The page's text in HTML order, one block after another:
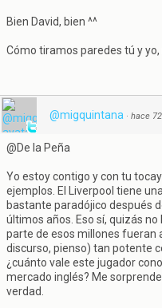
Bien David, bien ^^
Cómo tiramos paredes tú y
@migquintana · hace
@De la Peña
Yo estoy contigo y con tu
ejemplos. El Liverpool tiene
bastante paradójico después
últimos años. Eso sí, quizás
parte de esos millones fueran
discurso, pienso) tan potente
¿cuánto vale este jugador
mercado inglés? Me
verdad.